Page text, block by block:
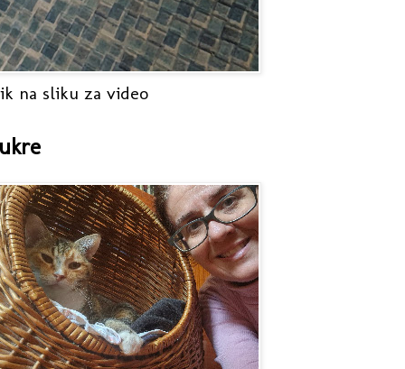
na sliku za video